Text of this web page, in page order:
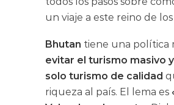
un viaje a este reino de los
Bhutan tiene una política
evitar el turismo masivo
solo turismo de calidad
riqueza al país. El lema es